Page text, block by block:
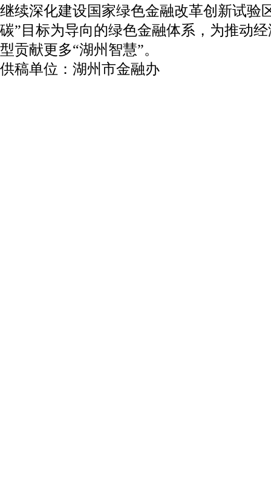
继续深化建设国家绿色金融改革创新试验
碳”目标为导向的绿色金融体系，为推动
型贡献更多“湖州智慧”。
供稿单位：湖州市金融办